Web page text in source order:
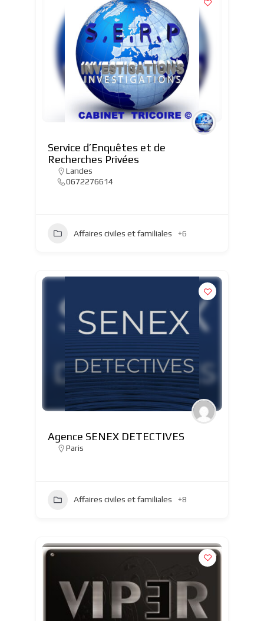
Service d’Enquêtes et de
Recherches Privées
Landes
0672276614
Affaires civiles et familiales +6
Agence SENEX DETECTIVES
Paris
Affaires civiles et familiales +8